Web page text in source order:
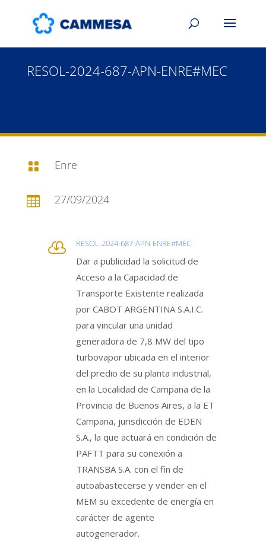
RESOL-2024-687-APN-ENRE#MEC
 Enre
 27/09/2024
 RESOL-2024-687-APN-ENRE#MEC
Dar a publicidad la solicitud de
Acceso a la Capacidad de
Transporte Existente realizada
por CABOT ARGENTINA S.A.I.C.
para vincular una unidad
generadora de 7,8 MW del tipo
turbovapor ubicada en el interior
del predio de su planta industrial,
en la Localidad de Campana de la
Provincia de Buenos Aires, a la ET
Campana, jurisdicción de EDEN
S.A., la que actuará en condición de
PAFTT para su conexión a
TRANSBA S.A. con el fin de
autoabastecerse y vender en el
MEM su excedente de energía en
carácter de agente
autogenerador.